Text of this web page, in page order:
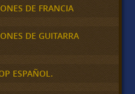
DE FRANCIA
DE GUITARRA
ESPAÑOL.